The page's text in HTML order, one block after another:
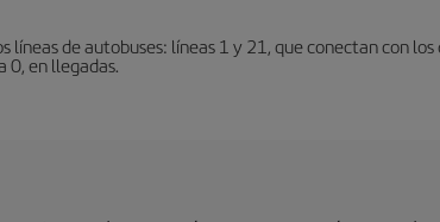
de autobuses: líneas 1 y 21, que conectan con
0, en llegadas.